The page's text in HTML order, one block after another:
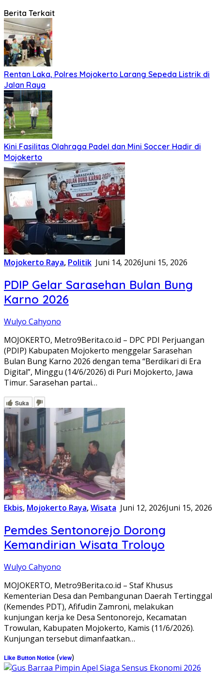
Berita Terkait
Rentan Laka, Polres Mojokerto Larang Sepeda Listrik di
Jalan Raya
Kini Fasilitas Olahraga Padel dan Mini Soccer Hadir di
Mojokerto
Mojokerto Raya, Politik Juni 14, 2026Juni 15, 2026
PDIP Gelar Sarasehan Bulan Bung
Karno 2026
Wulyo Cahyono
MOJOKERTO, Metro9Berita.co.id – DPC PDI Perjuangan
(PDIP) Kabupaten Mojokerto menggelar Sarasehan
Bulan Bung Karno 2026 dengan tema “Berdikari di Era
Digital”, Minggu (14/6/2026) di Puri Mojokerto, Jawa
Timur. Sarasehan partai…
Suka
Ekbis, Mojokerto Raya,Wisata Juni 12, 2026Juni 15, 2026
Pemdes Sentonorejo Dorong
Kemandirian Wisata Troloyo
Wulyo Cahyono
MOJOKERTO, Metro9Berita.co.id – Staf Khusus
Kementerian Desa dan Pembangunan Daerah Tertinggal
(Kemendes PDT), Afifudin Zamroni, melakukan
kunjungan kerja ke Desa Sentonorejo, Kecamatan
Trowulan, Kabupaten Mojokerto, Kamis (11/6/2026).
Kunjungan tersebut dimanfaatkan…
Like Button Notice (view)